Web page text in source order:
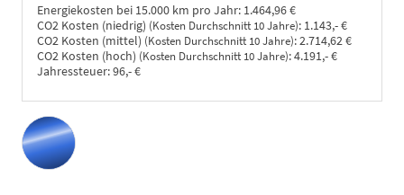
Energiekosten bei 15.000 km pro Jahr: 1.464,96 €
CO2 Kosten (niedrig) (Kosten Durchschnitt 10 Jahre): 1.143,- €
CO2 Kosten (mittel) (Kosten Durchschnitt 10 Jahre):2.714,62 €
CO2 Kosten (hoch) (Kosten Durchschnitt 10 Jahre):4.191,- €
Jahressteuer:96,- €